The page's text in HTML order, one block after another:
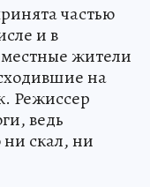
частью
и в
жители
на
Режиссер
ведь
ни скал, ни